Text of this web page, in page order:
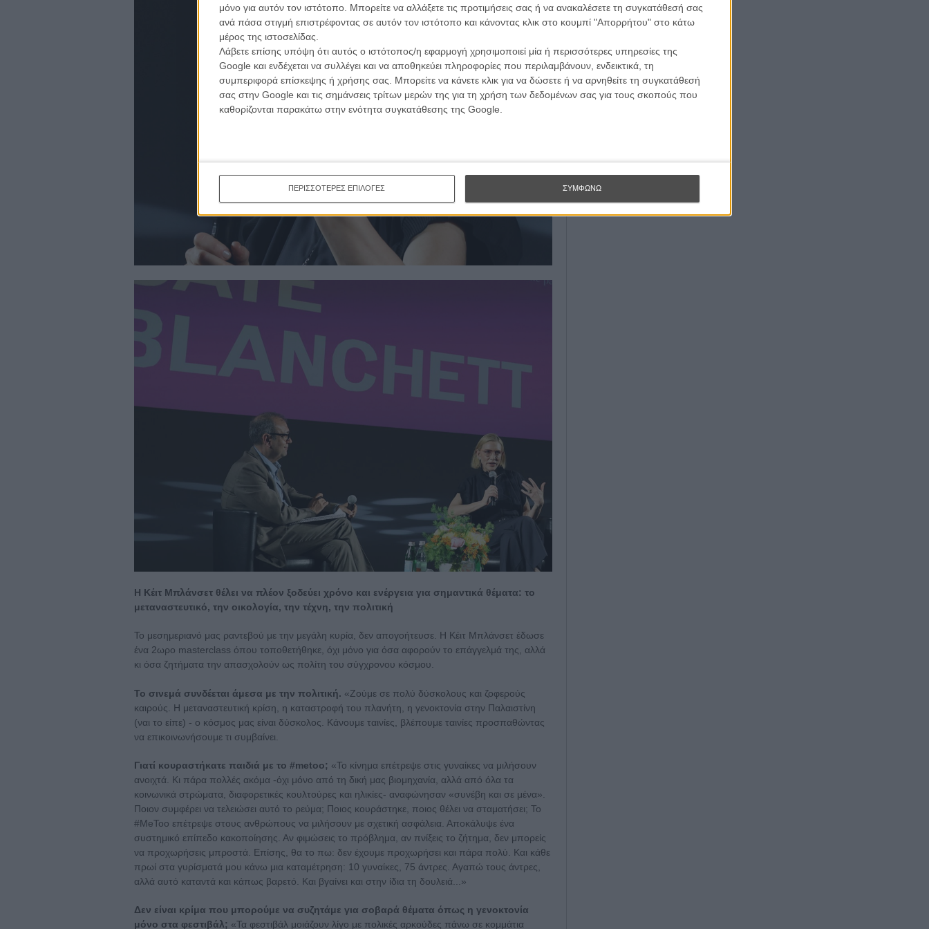
μόνο για αυτόν τον ιστότοπο. Μπορείτε να αλλάξετε τις προτιμήσεις σας ή να ανακαλέσετε τη συγκατάθεσή σας
ανά πάσα στιγμή επιστρέφοντας σε αυτόν τον ιστότοπο και κάνοντας κλικ στο κουμπί "Απορρήτου" στο κάτω
μέρος της ιστοσελίδας.
Λάβετε επίσης υπόψη ότι αυτός ο ιστότοπος/η εφαρμογή χρησιμοποιεί μία ή περισσότερες υπηρεσίες της
Google και ενδέχεται να συλλέγει και να αποθηκεύει πληροφορίες που περιλαμβάνουν, ενδεικτικά, τη
συμπεριφορά επίσκεψης ή χρήσης σας. Μπορείτε να κάνετε κλικ για να δώσετε ή να αρνηθείτε τη συγκατάθεσή
σας στην Google και τις σημάνσεις τρίτων μερών της για τη χρήση των δεδομένων σας για τους σκοπούς που
καθορίζονται παρακάτω στην ενότητα συγκατάθεσης της Google.
ΠΕΡΙΣΣΟΤΕΡΕΣ ΕΠΙΛΟΓΕΣ ΣΥΜΦΩΝΩ
H Kέιτ Μπλάνσετ θέλει να πλέον ξοδεύει χρόνο και ενέργεια για σημαντικά θέματα: το
μεταναστευτικό, την οικολογία, την τέχνη, την πολιτική
Το μεσημεριανό μας ραντεβού με την μεγάλη κυρία, δεν απογοήτευσε. Η Κέιτ Μπλάνσετ έδωσε
ένα 2ωρο masterclass όπου τοποθετήθηκε, όχι μόνο για όσα αφορούν το επάγγελμά της, αλλά
κι όσα ζητήματα την απασχολούν ως πολίτη του σύγχρονου κόσμου.
Το σινεμά συνδέεται άμεσα με την πολιτική. «Ζούμε σε πολύ δύσκολους και ζοφερούς
καιρούς. Η μεταναστευτική κρίση, η καταστροφή του πλανήτη, η γενοκτονία στην Παλαιστίνη
(ναι το είπε) - ο κόσμος μας είναι δύσκολος. Κάνουμε ταινίες, βλέπουμε ταινίες προσπαθώντας
να επικοινωνήσουμε τι συμβαίνει.
Γιατί κουραστήκατε παιδιά με το #metoo; «Το κίνημα επέτρεψε στις γυναίκες να μιλήσουν
ανοιχτά. Κι πάρα πολλές ακόμα -όχι μόνο από τη δική μας βιομηχανία, αλλά από όλα τα
κοινωνικά στρώματα, διαφορετικές κουλτούρες και ηλικίες- αναφώνησαν «συνέβη και σε μένα».
Ποιον συμφέρει να τελειώσει αυτό το ρεύμα; Ποιος κουράστηκε, ποιος θέλει να σταματήσει; Το
#MeToo επέτρεψε στους ανθρώπους να μιλήσουν με σχετική ασφάλεια. Αποκάλυψε ένα
συστημικό επίπεδο κακοποίησης. Αν φιμώσεις το πρόβλημα, αν πνίξεις το ζήτημα, δεν μπορείς
να προχωρήσεις μπροστά. Επίσης, θα το πω: δεν έχουμε προχωρήσει και πάρα πολύ. Και κάθε
πρωί στα γυρίσματά μου κάνω μια καταμέτρηση: 10 γυναίκες, 75 άντρες. Αγαπώ τους άντρες,
αλλά αυτό καταντά και κάπως βαρετό. Και βγαίνει και στην ίδια τη δουλειά...»
Δεν είναι κρίμα που μπορούμε να συζητάμε για σοβαρά θέματα όπως η γενοκτονία
μόνο στα φεστιβάλ; «Τα φεστιβάλ μοιάζουν λίγο με πολικές αρκούδες πάνω σε κομμάτια
Subscribe to our weekly newsletter.
SUBSCRIBE
I want to receive your newsletter.